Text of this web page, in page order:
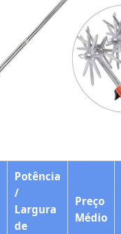
Potência
/
Largura
de
Preço
Médio